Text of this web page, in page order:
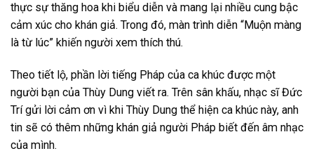
thực sự thăng hoa khi biểu diễn và mang lại nhiều cung bậc
cảm xúc cho khán giả. Trong đó, màn trình diễn “Muộn màng
là từ lúc” khiến người xem thích thú.
Theo tiết lộ, phần lời tiếng Pháp của ca khúc được một
người bạn của Thùy Dung viết ra. Trên sân khấu, nhạc sĩ Đức
Trí gửi lời cảm ơn vì khi Thùy Dung thể hiện ca khúc này, anh
tin sẽ có thêm những khán giả người Pháp biết đến âm nhạc
của mình.